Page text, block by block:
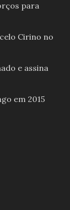
para
Cirino no
e assina
em 2015